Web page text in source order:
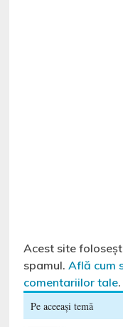
Acest site
spamul.Află cum
comentariilor tale.
Pe aceeași temă